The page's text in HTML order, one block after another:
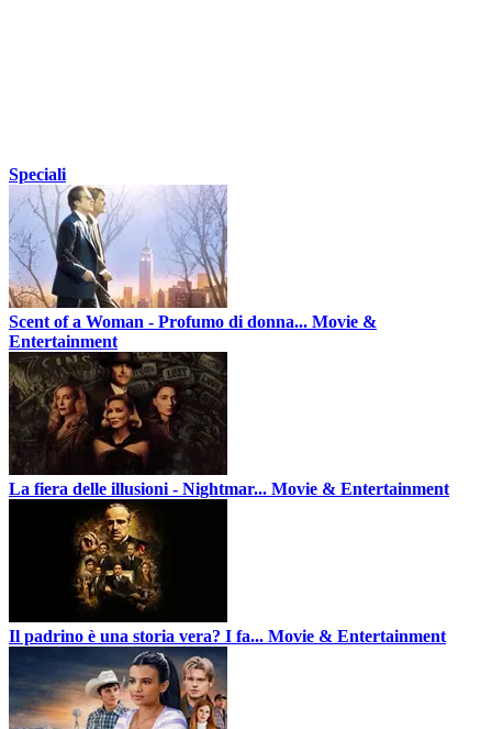
Speciali
Scent of a Woman - Profumo di donna... Movie &
Entertainment
La fiera delle illusioni - Nightmar... Movie & Entertainment
Il padrino è una storia vera? I fa... Movie & Entertainment